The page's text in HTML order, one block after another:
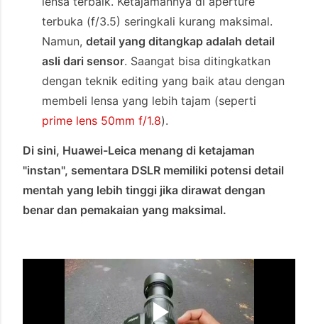
terbuka (f/3.5) seringkali kurang maksimal.
Namun,detail yang ditangkap adalah detail
asli dari sensor. Saangat bisa ditingkatkan
dengan teknik editing yang baik atau dengan
membeli lensa yang lebih tajam (seperti
prime lens 50mm f/1.8).
Di sini, Huawei-Leica menang di ketajaman
"instan", sementara DSLR memiliki potensi detail
mentah yang lebih tinggi jika dirawat dengan
benar dan pemakaian yang maksimal.